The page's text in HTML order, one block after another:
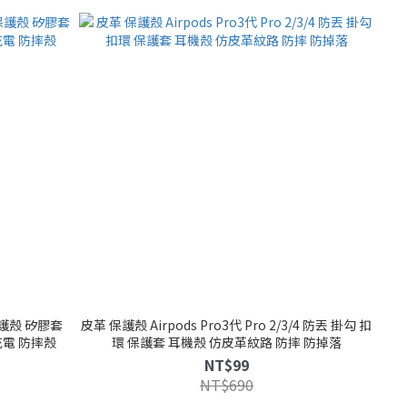
殼 矽膠套
防摔殼
皮革 保護殼 Airpods Pro3代 Pro 2/3/4 防丟 掛勾 扣
環 保護套 耳機殼 仿皮革紋路 防摔 防掉落
NT$99
NT$690